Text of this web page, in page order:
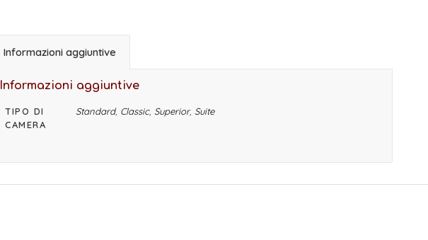
Informazioni aggiuntive
Informazioni aggiuntive
TIPO DI
CAMERA
Standard, Classic, Superior, Suite